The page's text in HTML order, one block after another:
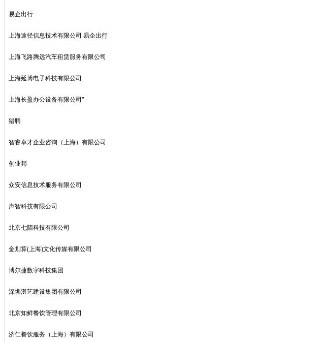
易企出行
上海途径信息技术有限公司 易企出行
上海飞路腾远汽车租赁服务有限公司
上海延博电子科技有限公司
上海长盈办公设备有限公司"
猎聘
智睿卓才企业咨询（上海）有限公司
创业邦
众安信息技术服务有限公司
声智科技有限公司
北京七陌科技有限公司
金划算(上海)文化传媒有限公司
博尔捷数字科技集团
深圳湛艺建设集团有限公司
北京知鲜餐饮管理有限公司
济仁餐饮服务（上海）有限公司